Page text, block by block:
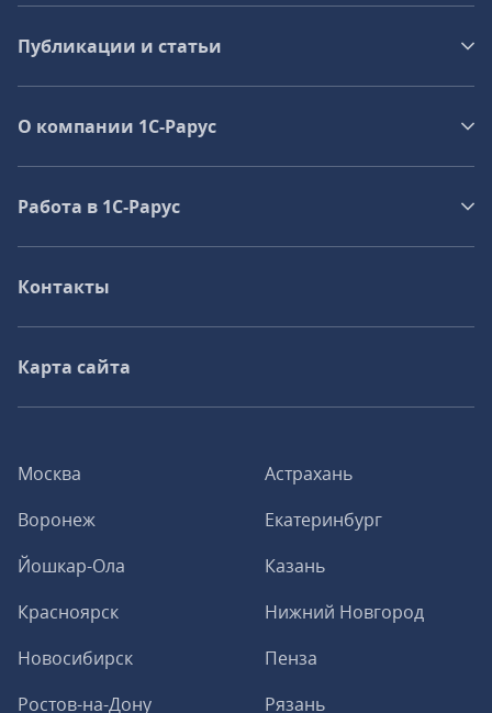
Москва
Астрахань
Воронеж
Екатеринбург
Йошкар-Ола
Казань
Красноярск
Нижний Новгород
Новосибирск
Пенза
Ростов-на-Дону
Рязань
Публикации и статьи
О компании 1C-Рарус
Работа в 1С‑Рарус
Контакты
Карта сайта